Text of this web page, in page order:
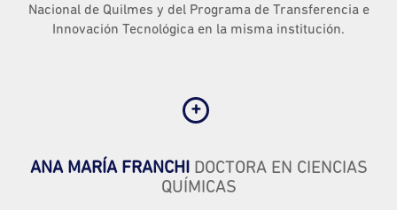
Nacional de Quilmes y del Programa de Transferencia e
Innovación Tecnológica en la misma institución.
ANA MARÍA FRANCHI DOCTORA EN CIENCIAS
QUÍMICAS